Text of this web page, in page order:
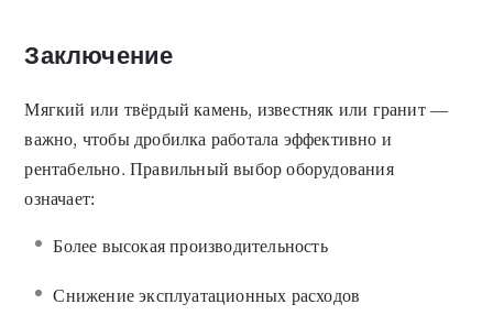
Заключение
Мягкий или твёрдый камень, известняк или гранит —
важно, чтобы дробилка работала эффективно и
рентабельно. Правильный выбор оборудования
означает:
Более высокая производительность
Снижение эксплуатационных расходов